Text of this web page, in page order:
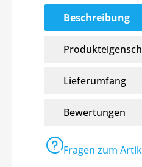
Beschreibung
Lieferumfang
Bewertungen
Fragen zum